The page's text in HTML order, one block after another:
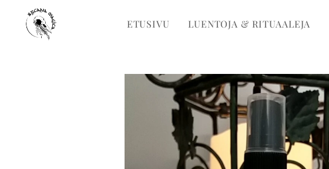
ETUSIVU LUENTOJA & RITUAALEJA